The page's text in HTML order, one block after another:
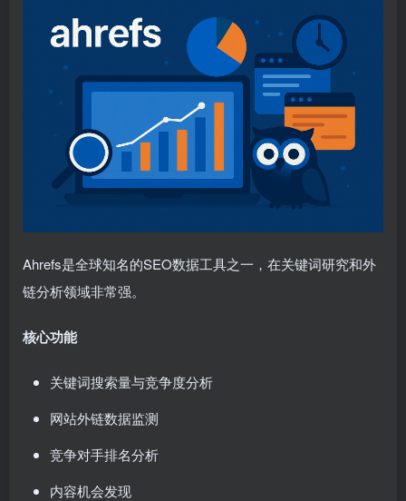
Ahrefs是全球知名的SEO数据工具之一，在关键词研究和外
链分析领域非常强。
核心功能
关键词搜索量与竞争度分析
网站外链数据监测
竞争对手排名分析
内容机会发现